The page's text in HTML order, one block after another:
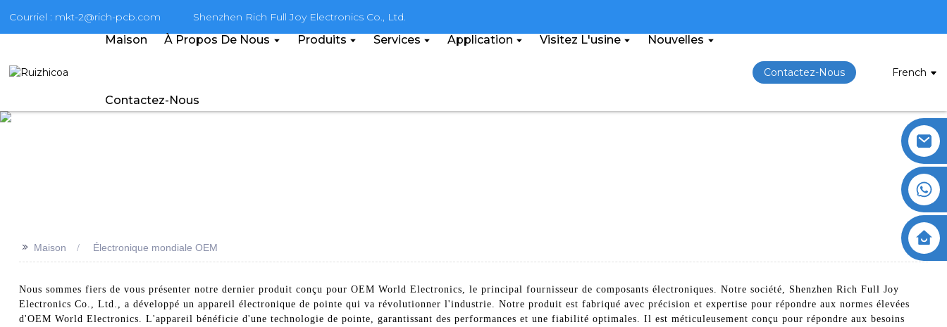
Courriel : mkt-2@rich-pcb.com Shenzhen Rich Full Joy Electronics Co., Ltd.
Maison À Propos De Nous Produits Services Application Visitez L'usine Nouvelles
Contactez-Nous
Contactez-Nous French
>> Maison Électronique mondiale OEM
Nous sommes fiers de vous présenter notre dernier produit conçu pour OEM World Electronics, le principal fournisseur de composants électroniques. Notre société, Shenzhen Rich Full Joy
Electronics Co., Ltd., a développé un appareil électronique de pointe qui va révolutionner l'industrie. Notre produit est fabriqué avec précision et expertise pour répondre aux normes élevées
d'OEM World Electronics. L'appareil bénéficie d'une technologie de pointe, garantissant des performances et une fiabilité optimales. Il est méticuleusement conçu pour répondre aux besoins